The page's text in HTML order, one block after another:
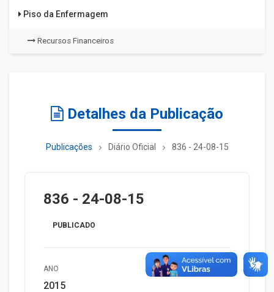
Piso da Enfermagem
Recursos Financeiros
Detalhes da Publicação
Publicações Diário Oficial 836 - 24-08-15
836 - 24-08-15
PUBLICADO
ANO
2015